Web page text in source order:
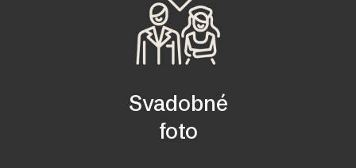
Svadobné
foto